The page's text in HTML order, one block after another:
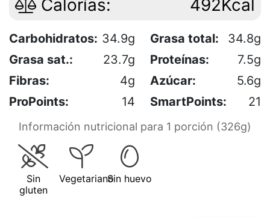
Calorías: 492Kcal
Carbohidratos: 34.9g Grasa total:
34.8g
Grasa sat.:
23.7g Proteínas:
7.5g
Fibras:
4g Azúcar:
5.6g
ProPoints:
14 SmartPoints: 21
Información nutricional para 1 porción (326g)
Sin
gluten
VegetarianoSin huevo